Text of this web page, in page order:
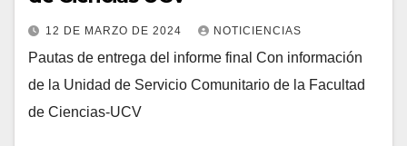
12 DE MARZO DE 2024 NOTICIENCIAS
Pautas de entrega del informe final Con información
de la Unidad de Servicio Comunitario de la Facultad
de Ciencias-UCV